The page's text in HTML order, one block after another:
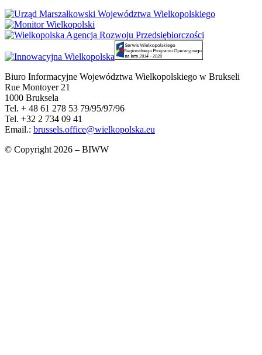
Biuro Informacyjne Województwa Wielkopolskiego w Brukseli
Rue Montoyer 21
1000 Bruksela
Tel. + 48 61 278 53 79/95/97/96
Tel. +32 2 734 09 41
Email.: brussels.office@wielkopolska.eu
© Copyright 2026 – BIWW